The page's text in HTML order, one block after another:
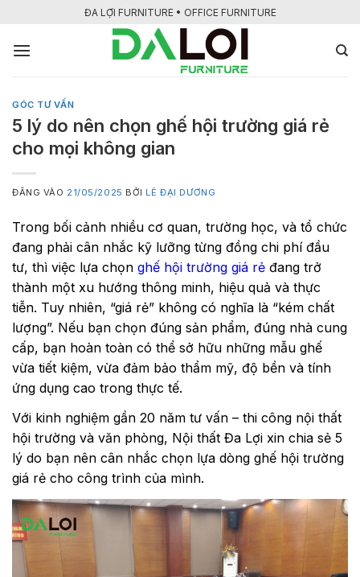
nội
ĐA LỢI FURNITURE • OFFICE FURNITURE
GÓC TƯ VẤN
5 lý do nên chọn ghế hội trường giá rẻ
cho mọi không gian
ĐĂNG VÀO 21/05/2025 BỞI LÊ ĐẠI DƯƠNG
Trong bối cảnh nhiều cơ quan, trường học, và tổ chức
đang phải cân nhắc kỹ lưỡng từng đồng chi phí đầu
tư, thì việc lựa chọn ghế hội trường giá rẻ đang trở
thành một xu hướng thông minh, hiệu quả và thực
tiễn. Tuy nhiên, “giá rẻ” không có nghĩa là “kém chất
lượng”. Nếu bạn chọn đúng sản phẩm, đúng nhà cung
cấp, bạn hoàn toàn có thể sở hữu những mẫu ghế
vừa tiết kiệm, vừa đảm bảo thẩm mỹ, độ bền và tính
ứng dụng cao trong thực tế.
Với kinh nghiệm gần 20 năm tư vấn – thi công nội thất
hội trường và văn phòng, Nội thất Đa Lợi xin chia sẻ 5
lý do bạn nên cân nhắc chọn lựa dòng ghế hội trường
giá rẻ cho công trình của mình.